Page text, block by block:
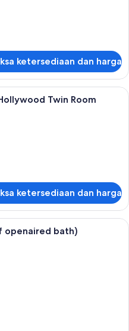
ketersediaan dan harga
Twin Room
ketersediaan dan harga
Kamar (Japanese Western, half
openaired bath)